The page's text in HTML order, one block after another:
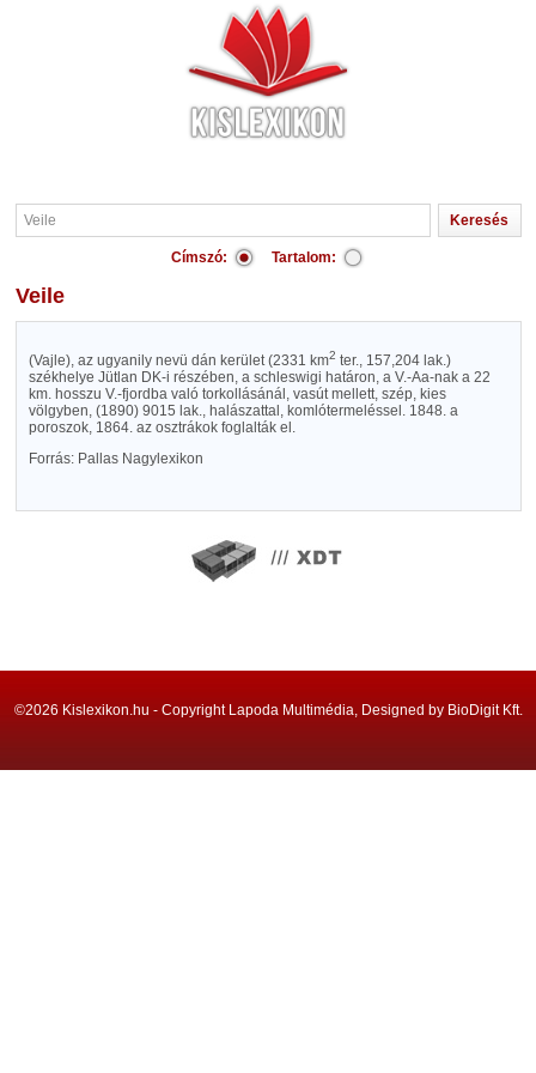
Címszó: Tartalom:
Veile
(Vajle), az ugyanily nevü dán kerület (2331 km2 ter., 157,204 lak.)
székhelye Jütlan DK-i részében, a schleswigi határon, a V.-Aa-nak a 22
km. hosszu V.-fjordba való torkollásánál, vasút mellett, szép, kies
völgyben, (1890) 9015 lak., halászattal, komlótermeléssel. 1848. a
poroszok, 1864. az osztrákok foglalták el.
Forrás: Pallas Nagylexikon
©2026 Kislexikon.hu - Copyright Lapoda Multimédia, Designed by BioDigit Kft.